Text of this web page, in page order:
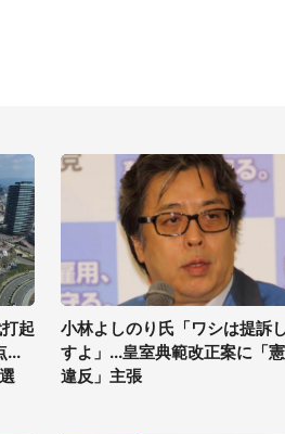
起
...
小林よしのり氏「ワシは提訴
すよ」...皇室典範改正案に「
違反」主張